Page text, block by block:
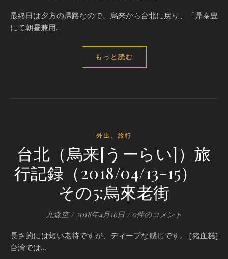
最終日は夕方の帰路なので、烏来から台北に戻り、「鼎泰豊
にて朝昼兼用…
もっと読む
外出、旅行
台北（烏来[うーらい]）旅
行記録（2018/04/13-15）
その5:烏來老街
九森空 / 2018年4月16日 / 0件のコメント
長さ的には短い老待ですが、ディープな感じです。 [猪血糕]
台湾では…